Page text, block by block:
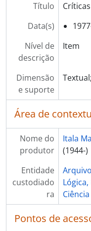
Título
Data(s)
Nível de
descrição
Item
Dimensão
e suporte
Área de
Nome do
produtor
Itala
(1944-)
Entidade
custodiado
ra
Pontos de